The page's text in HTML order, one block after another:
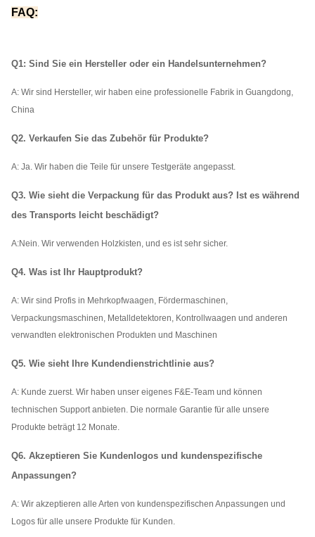
FAQ:
Q1: Sind Sie ein Hersteller oder ein Handelsunternehmen?
A: Wir sind Hersteller, wir haben eine professionelle Fabrik in Guangdong,
China
Q2. Verkaufen Sie das Zubehör für Produkte?
A: Ja. Wir haben die Teile für unsere Testgeräte angepasst.
Q3. Wie sieht die Verpackung für das Produkt aus? Ist es während
des Transports leicht beschädigt?
A:Nein. Wir verwenden Holzkisten, und es ist sehr sicher.
Q4. Was ist Ihr Hauptprodukt?
A: Wir sind Profis in Mehrkopfwaagen, Fördermaschinen,
Verpackungsmaschinen, Metalldetektoren, Kontrollwaagen und anderen
verwandten elektronischen Produkten und Maschinen
Q5. Wie sieht Ihre Kundendienstrichtlinie aus?
A: Kunde zuerst. Wir haben unser eigenes F&E-Team und können
technischen Support anbieten. Die normale Garantie für alle unsere
Produkte beträgt 12 Monate.
Q6. Akzeptieren Sie Kundenlogos und kundenspezifische
Anpassungen?
A: Wir akzeptieren alle Arten von kundenspezifischen Anpassungen und
Logos für alle unsere Produkte für Kunden.